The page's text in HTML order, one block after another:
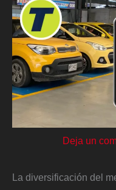
Deja un
La diversificación del